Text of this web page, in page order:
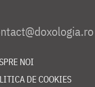
NOI
DE COOKIES